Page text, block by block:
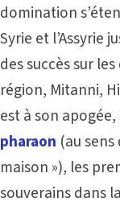
domination
Syrie et l’Assyrie
des succès sur
région, Mitanni,
est à son apogée,
pharaon (au sens
maison »), les
souverains dans